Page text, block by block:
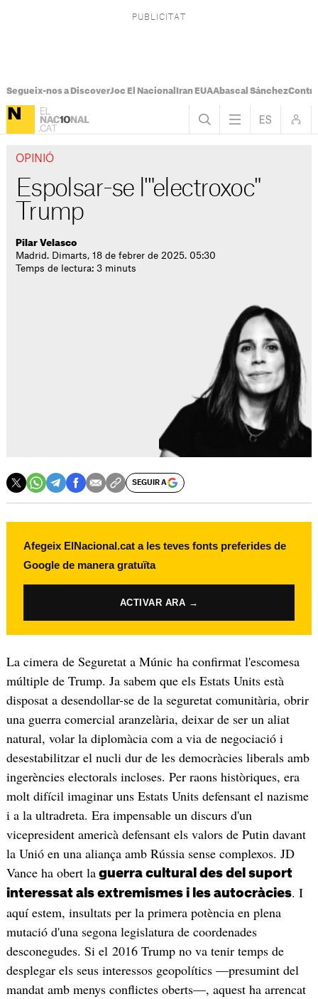
Segueix-nos a DiscoverJoc El Nacional Iran EUAAbascal Sánchez
OPINIÓ
Espolsar-se l'"electroxoc"
Trump
Pilar Velasco
Madrid. Dimarts, 18 de febrer de 2025. 05:30
Temps de lectura: 3 minuts
SEGUIR A
Afegeix ElNacional.cat a les teves fonts preferides de
Google de manera gratuïta
ACTIVAR ARA →
La cimera de Seguretat a Múnic ha confirmat l'escomesa
múltiple de Trump. Ja sabem que els Estats Units està
disposat a desendollar-se de la seguretat comunitària, obrir
una guerra comercial aranzelària, deixar de ser un aliat
natural, volar la diplomàcia com a via de negociació i
desestabilitzar el nucli dur de les democràcies liberals amb
ingerències electorals incloses. Per raons històriques, era
molt difícil imaginar uns Estats Units defensant el nazisme
i a la ultradreta. Era impensable un discurs d'un
vicepresident americà defensant els valors de Putin davant
la Unió en una aliança amb Rússia sense complexos. JD
Vance ha obert laguerra cultural des del suport
interessat als extremismes i les autocràcies. I
aquí estem, insultats per la primera potència en plena
mutació d'una segona legislatura de coordenades
desconegudes. Si el 2016 Trump no va tenir temps de
desplegar els seus interessos geopolítics —presumint del
mandat amb menys conflictes oberts—, aquest ha arrencat